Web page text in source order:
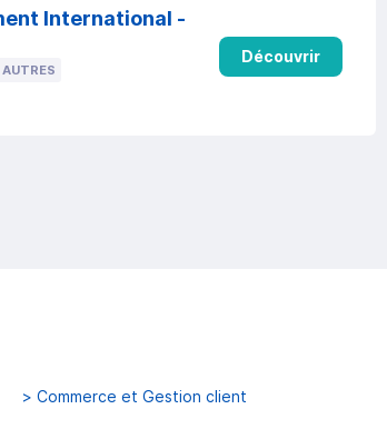
International -
Découvrir
> Commerce et Gestion client